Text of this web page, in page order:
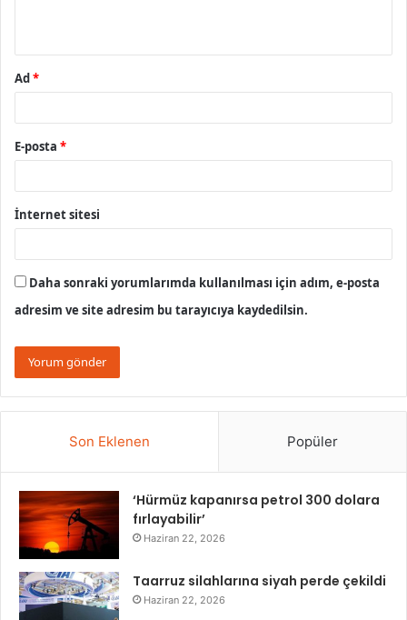
Ad*
E-posta *
İnternet sitesi
Daha sonraki yorumlarımda kullanılması için adım, e-posta
adresim ve site adresim bu tarayıcıya kaydedilsin.
Son Eklenen Popüler
‘Hürmüz kapanırsa petrol 300 dolara
fırlayabilir’
Haziran 22, 2026
Taarruz silahlarına siyah perde çekildi
Haziran 22, 2026